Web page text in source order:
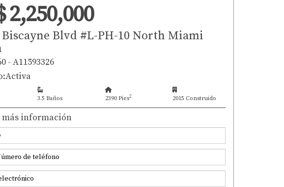
2,250,000
Biscayne Blvd #L-PH-10 North Miami
- A11593326
3.5 Baños 2390 Pies2 2015 Construido
más información